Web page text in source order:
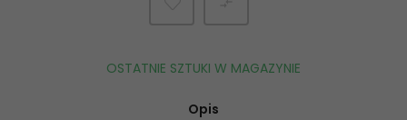
OSTATNIE SZTUKI W MAGAZYNIE
Opis